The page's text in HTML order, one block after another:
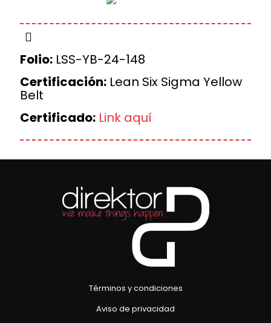
Folio: LSS-YB-24-148
Certificación: Lean Six Sigma Yellow
Belt
Certificado: Link aquí
Términos y condiciones
Aviso de privacidad